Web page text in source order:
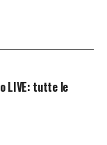
LIVE: tutte le